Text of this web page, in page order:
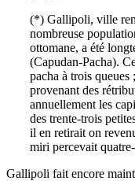
(*) Gallipoli, ville
nombreuse
ottomane, a été
(Capudan-Pacha).
pacha à trois
provenant des
annuellement les
des trente-trois
il en retirait on
miri percevait
Gallipoli fait encore